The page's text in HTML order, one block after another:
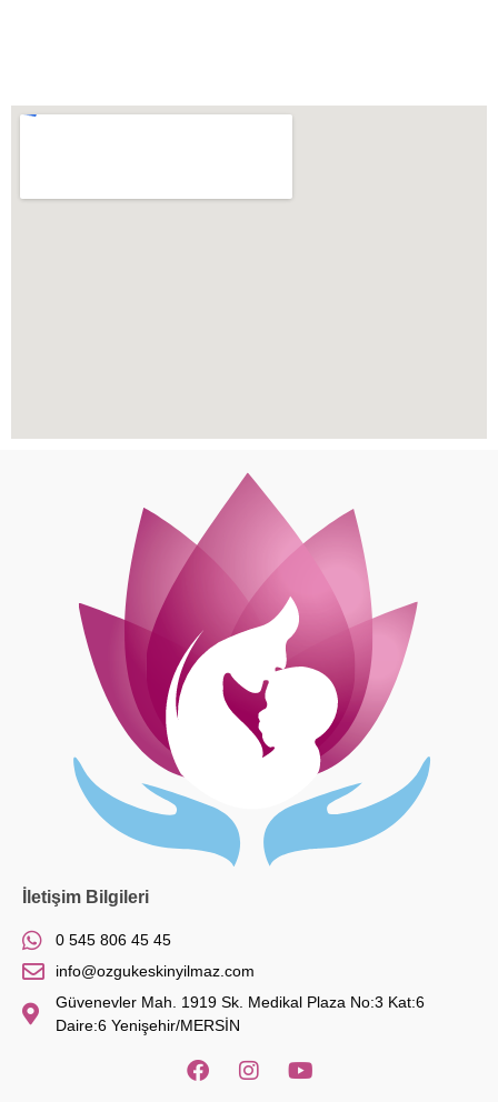
İletişim Bilgileri
0 545 806 45 45
info@ozgukeskinyilmaz.com
Güvenevler Mah. 1919 Sk. Medikal Plaza No:3 Kat:6
Daire:6 Yenişehir/MERSİN